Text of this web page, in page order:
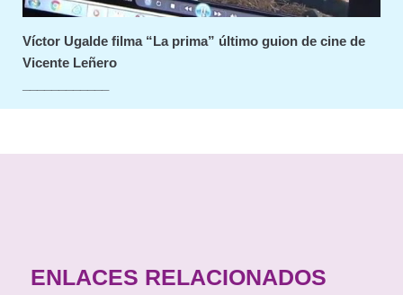
Víctor Ugalde filma “La prima” último guion de cine de
Vicente Leñero
ENLACES RELACIONADOS